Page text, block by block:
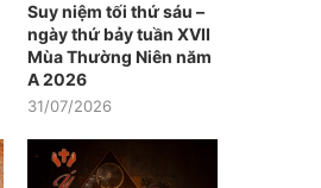
Suy niệm tối thứ sáu –
ngày thứ bảy tuần XVII
Mùa Thường Niên năm
A 2026
31/07/2026